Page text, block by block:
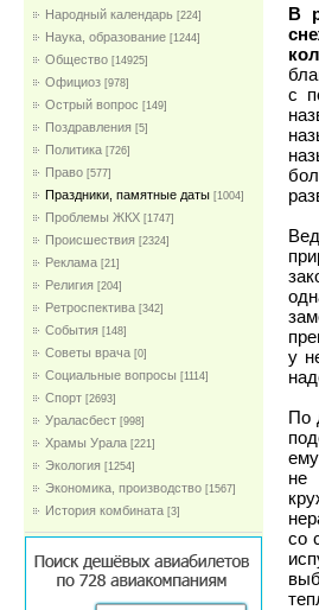
Народный календарь [224]
Наука, образование [1244]
Общество [14925]
Официоз [978]
Острый вопрос [149]
Поздравления [5]
Политика [726]
Право [577]
Праздники, памятные даты [1004]
Проблемы ЖКХ [1747]
Проиcшествия [2324]
Реклама [21]
Религия [204]
Ретроспектива [342]
События [148]
Советы врача [0]
Социальные вопросы [1114]
Спорт [2693]
Ураласбест [998]
Храмы Урала [221]
Экология [1254]
Экономика, производство [1567]
История комбината [3]
В
с
у
По
не
со